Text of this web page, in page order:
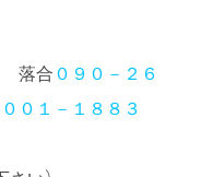
落合０９０－２６
０１－１８８３